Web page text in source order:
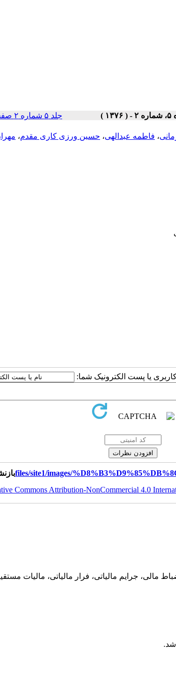
)
جلد ۵ شماره ۲ صفحات ۰-۰
، فاطمه عبدالهی، حسین ورزی کاری مقدم،
یا پست الکترونیک شما:
Commons Attribution-NonCommercial 4.0
جرايم مالياتی، فرار مالياتی، ماليات